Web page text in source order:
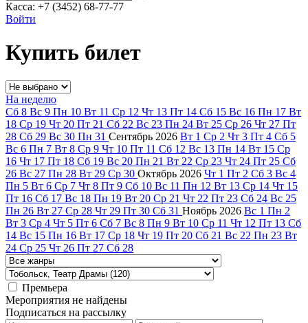
Касса: +7 (3452) 68-77-77
Войти
Купить билет
На неделю
Сб 8 Вс 9 Пн 10 Вт 11 Ср 12 Чт 13 Пт 14 Сб 15 Вс 16 Пн 17 Вт
18 Ср 19 Чт 20 Пт 21 Сб 22 Вс 23 Пн 24 Вт 25 Ср 26 Чт 27 Пт
28 Сб 29 Вс 30 Пн 31 Сентябрь 2026 Вт 1 Ср 2 Чт 3 Пт 4 Сб 5
Вс 6 Пн 7 Вт 8 Ср 9 Чт 10 Пт 11 Сб 12 Вс 13 Пн 14 Вт 15 Ср
16 Чт 17 Пт 18 Сб 19 Вс 20 Пн 21 Вт 22 Ср 23 Чт 24 Пт 25 Сб
26 Вс 27 Пн 28 Вт 29 Ср 30 Октябрь 2026 Чт 1 Пт 2 Сб 3 Вс 4
Пн 5 Вт 6 Ср 7 Чт 8 Пт 9 Сб 10 Вс 11 Пн 12 Вт 13 Ср 14 Чт 15
Пт 16 Сб 17 Вс 18 Пн 19 Вт 20 Ср 21 Чт 22 Пт 23 Сб 24 Вс 25
Пн 26 Вт 27 Ср 28 Чт 29 Пт 30 Сб 31 Ноябрь 2026 Вс 1 Пн 2
Вт 3 Ср 4 Чт 5 Пт 6 Сб 7 Вс 8 Пн 9 Вт 10 Ср 11 Чт 12 Пт 13 Сб
14 Вс 15 Пн 16 Вт 17 Ср 18 Чт 19 Пт 20 Сб 21 Вс 22 Пн 23 Вт
24 Ср 25 Чт 26 Пт 27 Сб 28
Премьера
Мероприятия не найдены
Подписаться на рассылку